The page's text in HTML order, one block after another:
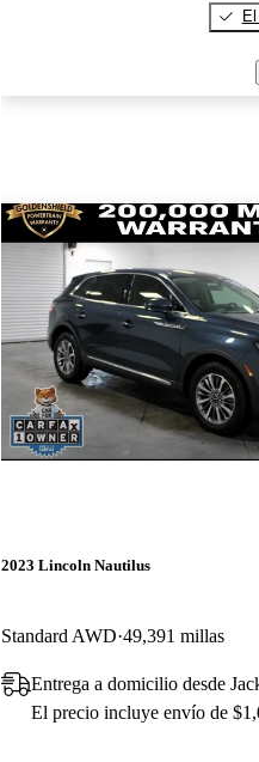
2023 Lincoln Nautilus
Standard AWD 49,391 millas
Entrega a domicilio desde
El precio incluye envío de